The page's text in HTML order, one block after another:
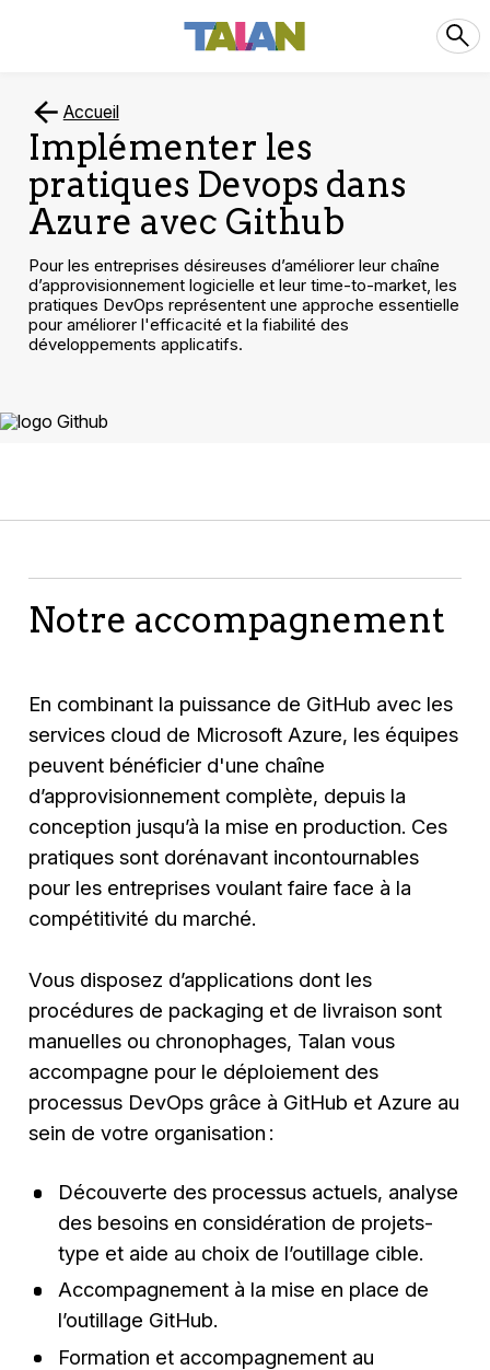
Accueil
Implémenter les
pratiques Devops dans
Azure avec Github
Pour les entreprises désireuses d’améliorer leur chaîne
d’approvisionnement logicielle et leur time-to-market, les
pratiques DevOps représentent une approche essentielle
pour améliorer l'efficacité et la fiabilité des
développements applicatifs.
Notre accompagnement
En combinant la puissance de GitHub avec les
services cloud de Microsoft Azure, les équipes
peuvent bénéficier d'une chaîne
d’approvisionnement complète, depuis la
conception jusqu’à la mise en production. Ces
pratiques sont dorénavant incontournables
pour les entreprises voulant faire face à la
compétitivité du marché.
Vous disposez d’applications dont les
procédures de packaging et de livraison sont
manuelles ou chronophages, Talan vous
accompagne pour le déploiement des
processus DevOps grâce à GitHub et Azure au
sein de votre organisation :
Découverte des processus actuels, analyse
des besoins en considération de projets-
type et aide au choix de l’outillage cible.
Accompagnement à la mise en place de
l’outillage GitHub.
Formation et accompagnement au